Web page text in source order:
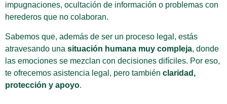
impugnaciones, ocultación de información o problemas con
herederos que no colaboran.
Sabemos que, además de ser un proceso legal, estás
atravesando una situación humana muy compleja, donde
las emociones se mezclan con decisiones difíciles. Por eso,
te ofrecemos asistencia legal, pero también claridad,
protección y apoyo.